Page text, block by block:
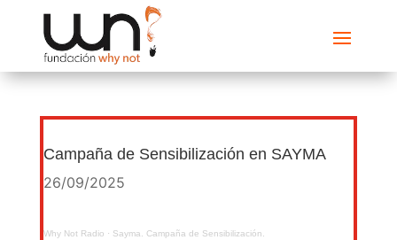
Campaña de Sensibilización en SAYMA
26/09/2025
Why Not Radio · Sayma. Campaña de Sensibilización.